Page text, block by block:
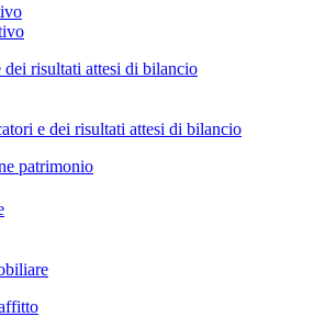
risultati attesi di bilancio
e dei risultati attesi di bilancio
patrimonio